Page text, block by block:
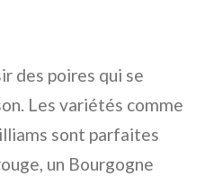
des poires qui se
Les variétés comme
sont parfaites
un Bourgogne